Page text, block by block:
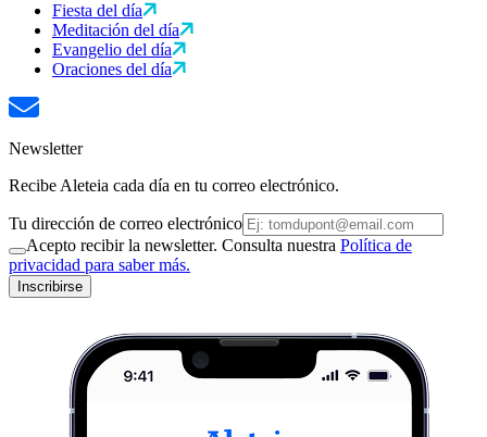
Fiesta del día
Meditación del día
Evangelio del día
Oraciones del día
Newsletter
Recibe Aleteia cada día en tu correo electrónico.
Tu dirección de correo electrónico
Acepto recibir la newsletter. Consulta nuestra Política de
privacidad para saber más.
Inscribirse